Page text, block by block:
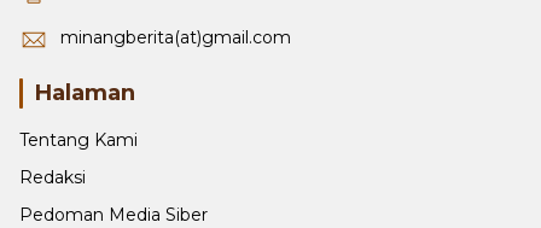
minangberita(at)gmail.com
Halaman
Tentang Kami
Redaksi
Pedoman Media Siber